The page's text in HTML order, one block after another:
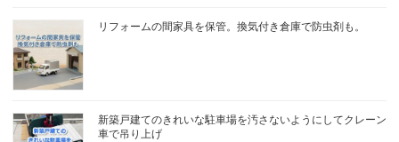
リフォームの間家具を保管。換気付き倉庫で防虫剤も。
新築戸建てのきれいな駐車場を汚さないようにしてクレーン
車で吊り上げ